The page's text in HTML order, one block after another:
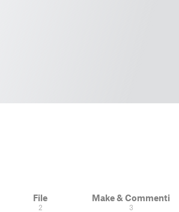
File
2
Make & Commenti
3